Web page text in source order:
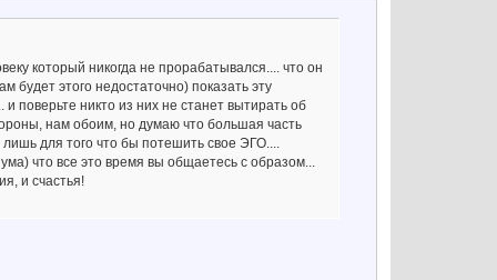
который никогда не прорабатывался.... что он
будет этого недостаточно) показать эту
поверьте никто из них не станет вытирать об
нам обоим, но думаю что большая часть
для того что бы потешить свое ЭГО....
что все это время вы общаетесь с образом...
и счастья!